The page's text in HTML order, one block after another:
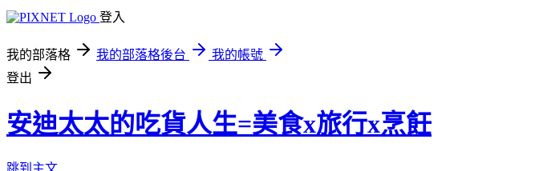
登入
我的部落格 我的部落格後台
我的帳號
登出
安迪太太的吃貨人生=美食x旅行x烹飪
跳到主文